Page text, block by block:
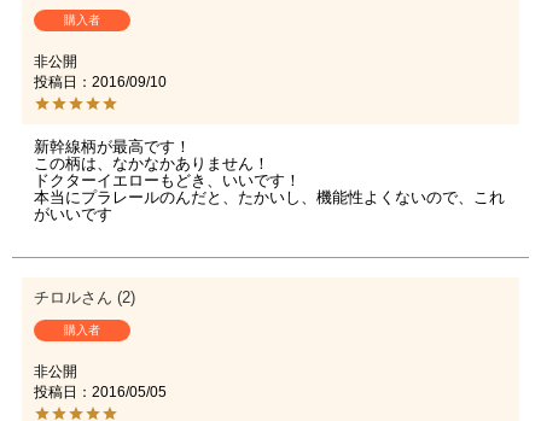
購入者
非公開
投稿日
2016/09/10
新幹線柄が最高です！
この柄は、なかなかありません！
ドクターイエローもどき、いいです！
本当にプラレールのんだと、たかいし、機能性よくないので、これ
がいいです
チロル 2
購入者
非公開
投稿日
2016/05/05